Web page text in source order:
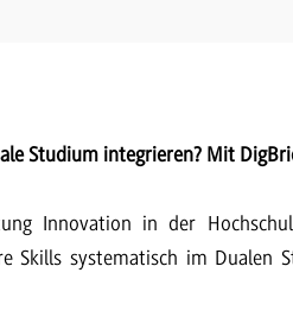
Studium integrieren? Mit
Innovation in der
Skills systematisch im Dualen